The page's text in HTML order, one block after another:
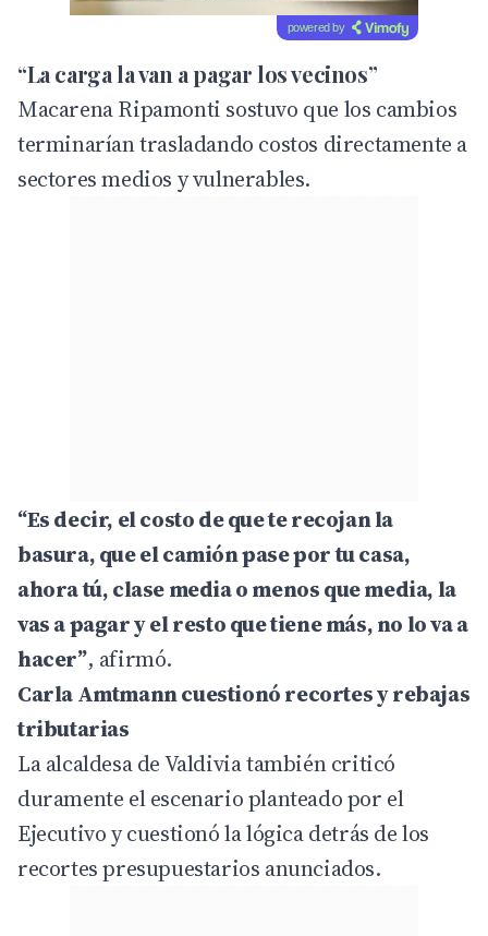
powered by
“La carga la van a pagar los vecinos”
Macarena Ripamonti sostuvo que los cambios
terminarían trasladando costos directamente a
sectores medios y vulnerables.
“Es decir, el costo de que te recojan la
basura, que el camión pase por tu casa,
ahora tú, clase media o menos que media, la
vas a pagar y el resto que tiene más, no lo va a
hacer”, afirmó.
Carla Amtmann cuestionó recortes y rebajas
tributarias
La alcaldesa de Valdivia también criticó
duramente el escenario planteado por el
Ejecutivo y cuestionó la lógica detrás de los
recortes presupuestarios anunciados.